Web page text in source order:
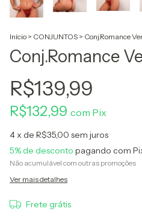
Início > CONJUNTOS > Conj.Romance
Conj.Romance
R$139,99
R$132,99 com Pix
4x de R$35,00 sem juros
5% de desconto pagando com
Não acumulável com outras promoções
Ver mais detalhes
Frete grátis